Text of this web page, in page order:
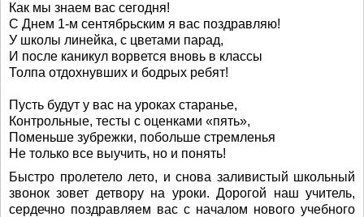
Как мы знаем вас сегодня!
С Днем 1-м сентябрьским я вас поздравляю!
У школы линейка, с цветами парад,
И после каникул ворвется вновь в классы
Толпа отдохнувших и бодрых ребят!
Пусть будут у вас на уроках старанье,
Контрольные, тесты с оценками «пять»,
Поменьше зубрежки, побольше стремленья
Не только все выучить, но и понять!
Быстро пролетело лето, и снова заливистый школьный
звонок зовет детвору на уроки. Дорогой наш учитель,
сердечно поздравляем вас с началом нового учебного